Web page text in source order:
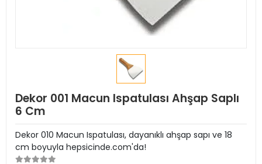
Dekor 001 Macun Ispatulası Ahşap Saplı
6 Cm
Dekor 010 Macun Ispatulası, dayanıklı ahşap sapı ve 18
cm boyuyla hepsicinde.com'da!